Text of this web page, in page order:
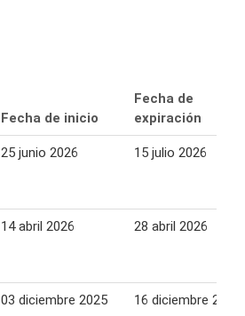
Fecha de inicio
Fecha de
expiración
25 junio 2026 15 julio 2026
14 abril 2026 28 abril 2026
03 diciembre 2025 16 diciembre 2025